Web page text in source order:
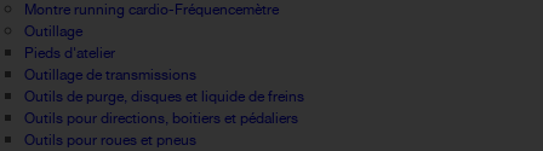
Montre running cardio-Fréquencemètre
Outillage
Pieds d'atelier
Outillage de transmissions
Outils de purge, disques et liquide de freins
Outils pour directions, boitiers et pédaliers
Outils pour roues et pneus